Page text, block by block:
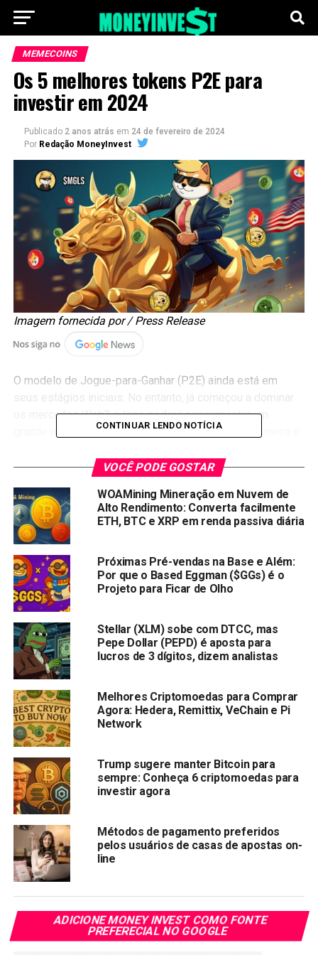
MEMECOINS
Os 5 melhores tokens P2E para
investir em 2024
Publicado 2 anos atrás em 24 de fevereiro de 2024
Por Redação MoneyInvest
Imagem fornecida por / Press Release
O modelo de Jogue-para-Ganhar (P2E) ainda está em
seus estágios iniciais. No entanto, já começou a dominar
os mercados Web3 e logo poderá experimentar um
grande ressurgimento. Explorar essa paisagem pioneira e
máximo do mercado.
Saiba sobre asaltcoinsde maior crescimento
conectadas ao setor P2E do espaço Web3, que
está avaliado em $9,9 bilhões a partir de fevereiro
de 2024.
Aprofunde-se nos recursos mais exclusivos de
projetos como Meme Moguls, Immutable,
Decentraland, Gala e The Sandbox.
Descubra qual o potencial de crescimento que os
jogadores e investidores podem esperar e que tipo
de valor real eles podem obter nesta conexão e
O mercado de Jogue-para-Ganhar (P2E) está em
constante crescimento e está quase alcançando a marca
dos $10 bilhões. Como resultado, essa parte inovadora do
mercado de blockchain capturou significativa atenção de
investidores e jogadores. Basicamente, alavanca a
tecnologia blockchain para introduzir uma maneira
inovadora para os usuários ganharem recompensas por
meio do gameplay.
A avaliação impressionante também destaca a rápida
conforme a indústria evolui. Hoje, vamos mergulhar em
cinco projetos distintos que apresentam elementos P2E e
CONTINUAR LENDO NOTÍCIA
VOCÊ PODE GOSTAR
WOAMining Mineração em Nuvem de
Alto Rendimento: Converta facilmente
ETH, BTC e XRP em renda passiva diária
Próximas Pré-vendas na Base e Além:
Por que o Based Eggman ($GGs) é o
Projeto para Ficar de Olho
Stellar (XLM) sobe com DTCC, mas
Pepe Dollar (PEPD) é aposta para
lucros de 3 dígitos, dizem analistas
Melhores Criptomoedas para Comprar
Agora: Hedera, Remittix, VeChain e Pi
Network
Trump sugere manter Bitcoin para
sempre: Conheça 6 criptomoedas para
investir agora
Métodos de pagamento preferidos
pelos usuários de casas de apostas on-
line
ADICIONE MONEY INVEST COMO FONTE
PREFERECIAL NO GOOGLE